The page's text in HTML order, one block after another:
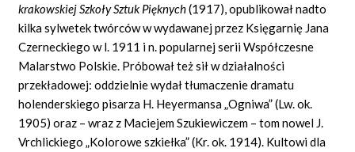
krakowskiej Szkoły Sztuk Pięknych(1917), opublikował nadto
kilka sylwetek twórców w wydawanej przez Księgarnię Jana
Czerneckiego w l. 1911 i n. popularnej serii Współczesne
Malarstwo Polskie. Próbował też sił w działalności
przekładowej: oddzielnie wydał tłumaczenie dramatu
holenderskiego pisarza H. Heyermansa „Ogniwa” (Lw. ok.
1905) oraz – wraz z Maciejem Szukiewiczem – tom nowel J.
Vrchlickiego „Kolorowe szkiełka” (Kr. ok. 1914). Kultowi dla